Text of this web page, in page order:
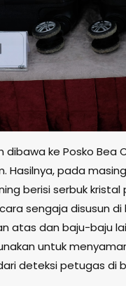
ke Posko Bea
Hasilnya, pada
berisi serbuk
sengaja disusun
atas dan baju-baju
untuk
deteksi petugas di